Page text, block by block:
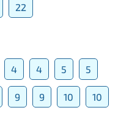
22
4 4 5 5
9 9 10
10